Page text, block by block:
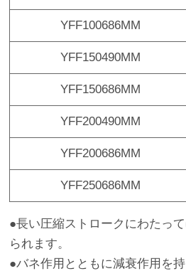
YFF100686MM
YFF150490MM
YFF150686MM
YFF200490MM
YFF200686MM
YFF250686MM
●長い圧縮ストロークにわたっ
られます。
●バネ作用とともに減衰作用を